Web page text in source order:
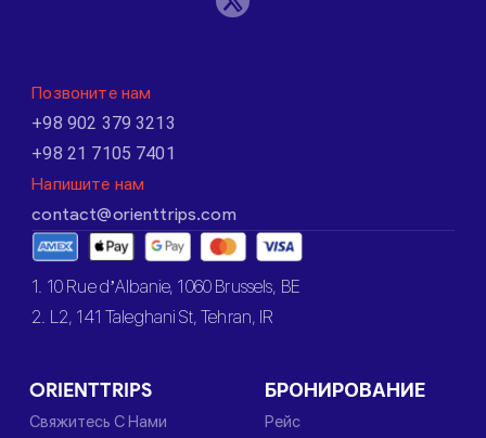
Позвоните нам
+98 902 379 3213
+98 21 7105 7401
Напишите нам
contact@orienttrips.com
1. 10 Rue d’Albanie, 1060 Brussels, BE
2. L2, 141 Taleghani St, Tehran, IR
ORIENTTRIPS
Свяжитесь С Нами
БРОНИРОВАНИЕ
Рейс